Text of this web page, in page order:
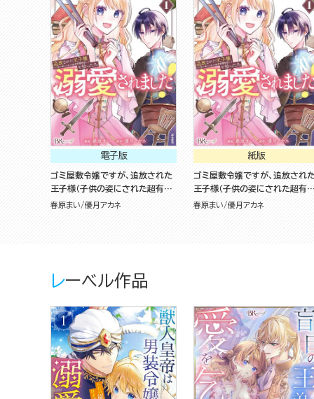
電子版
ゴミ屋敷令嬢ですが、追放された
王子様（子供の姿にされた超有能
魔法使い）を拾ったら溺愛されま
春原まい 優月アカネ
紙版
ゴミ屋敷令嬢ですが、追放され
王子様（子供の姿にされた超有
魔法使い）を拾ったら溺愛されま
春原まい 優月アカネ
レーベル作品